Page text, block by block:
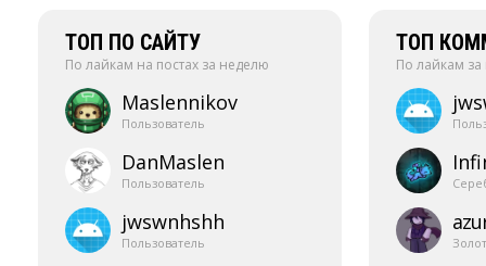
ТОП ПО САЙТУ
По лайкам на постах за неделю
Maslennikov
Пользователь
DanMaslen
Пользователь
jwswnhshh
Пользователь
ТОП
По лайкам